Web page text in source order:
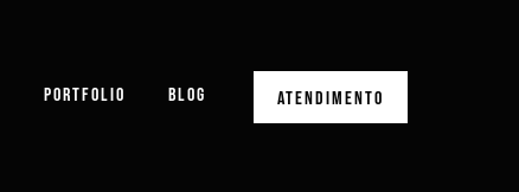
ATENDIMENTO
PORTFOLIO BLOG